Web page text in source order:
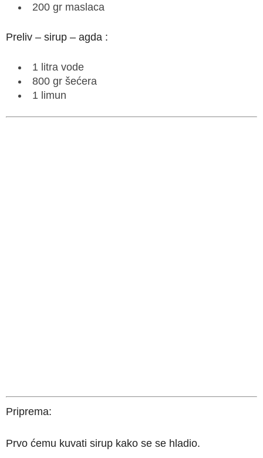
200 gr maslaca
Preliv – sirup – agda :
1 litra vode
800 gr šećera
1 limun
Priprema:
Prvo ćemu kuvati sirup kako se se hladio.